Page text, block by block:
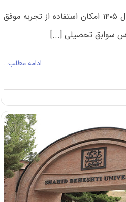
با توجه به شرایط کشور در سال ۱۴۰۵ امکان استفاده از تجربه موفق
سوابق تحصیلی [...]
ادامه مطلب…